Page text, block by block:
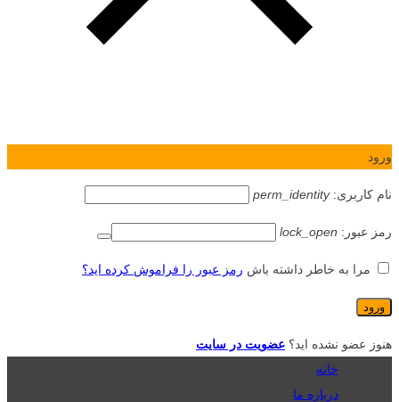
ورود
نام کاربری:perm_identity
رمز عبور: lock_open
مرا به خاطر داشته باش رمز عبور را فراموش کرده اید؟
هنوز عضو نشده اید؟ عضویت در سایت
خانه
درباره ما